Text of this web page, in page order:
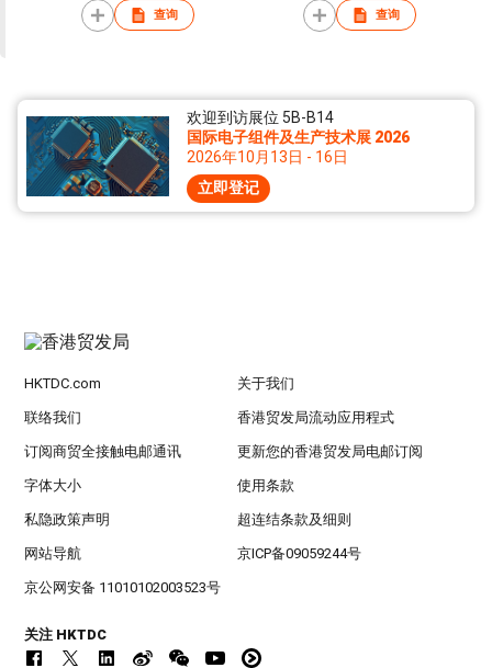
查询 查询
欢迎到访展位 5B-B14
国际电子组件及生产技术展 2026
2026年10月13日 - 16日
立即登记
HKTDC.com 关于我们
联络我们 香港贸发局流动应用程式
订阅商贸全接触电邮通讯 更新您的香港贸发局电邮订阅
字体大小 使用条款
私隐政策声明 超连结条款及细则
网站导航 京ICP备09059244号
京公网安备 11010102003523号
关注 HKTDC